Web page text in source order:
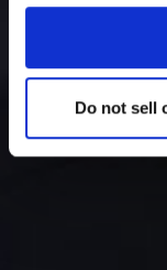
Do not sell